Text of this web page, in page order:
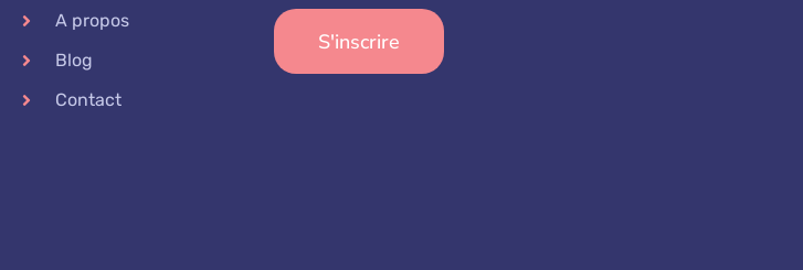
A propos
Blog
Contact
S'inscrire